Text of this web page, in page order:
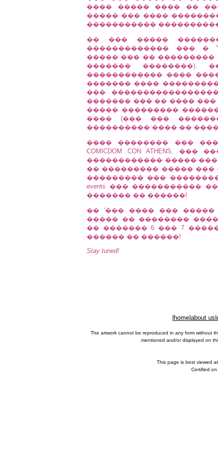
���� ����� ���� ��
����� ��� ����
�����������
�� ��� ����� �������
������������� ��� �
����� ��� �� ���������
������� ��������).
������������ ����
������� ���� ����������
���
������� ��� �� ����
����� ���������
���� (��� ���
���������� ���� ��
���� �������� ���
COMICDOM CON
������������ ����� ���
�� ��������� ����� ���
��������� ���
events ��� �����������
������� �� ������!
�� '��� ���� ���
����� �� ��������
�� ������� 6 ��� 7
������ �� ������!
Stay tuned!
home about us
The artwork cannot be reproduced in any form without
mentioned and/or displayed on
This page is best viewed
Certified on